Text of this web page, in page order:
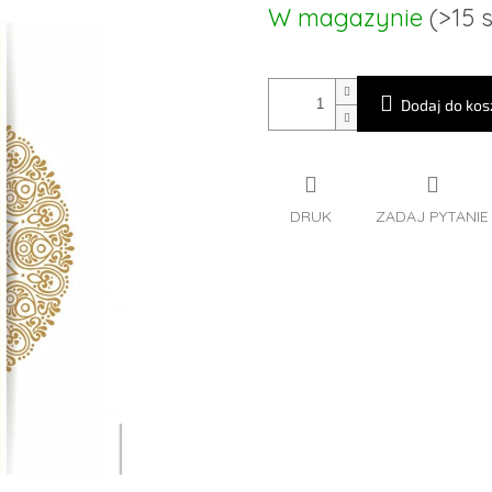
jednostkowa:
W magazynie (>15
Dodaj do
DRUK ZADAJ PYTANIE